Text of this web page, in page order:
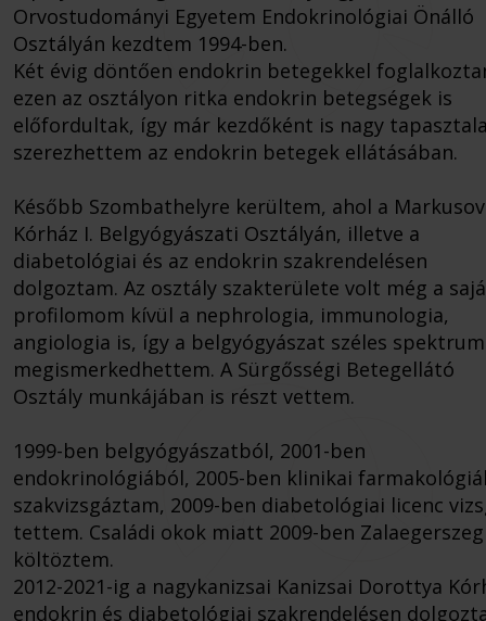
Orvostudományi Egyetem Endokrinológiai Önálló
Osztályán kezdtem 1994-ben.
Két évig döntően endokrin betegekkel
ezen az osztályon ritka endokrin betegségek is
előfordultak, így már kezdőként is nagy
szerezhettem az endokrin betegek ellátásában.
Később Szombathelyre kerültem, ahol a
Kórház I. Belgyógyászati Osztályán, illetve a
diabetológiai és az endokrin szakrendelésen
dolgoztam. Az osztály szakterülete volt még a
profilomom kívül a nephrologia, immunologia,
angiologia is, így a belgyógyászat széles
megismerkedhettem. A Sürgősségi Betegellátó
Osztály munkájában is részt vettem.
1999-ben belgyógyászatból, 2001-ben
endokrinológiából, 2005-ben klinikai
szakvizsgáztam, 2009-ben diabetológiai licenc
tettem. Családi okok miatt 2009-ben
költöztem.
2012-2021-ig a nagykanizsai Kanizsai Dorottya
endokrin és diabetológiai szakrendelésen